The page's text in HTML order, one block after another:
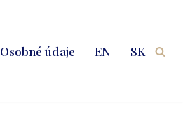
Osobné údaje EN SK